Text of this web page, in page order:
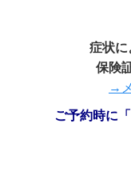
症状に
保険
→
ご予約時に